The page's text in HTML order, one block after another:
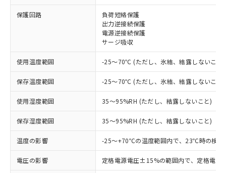
保護回路
負荷短絡保護
出力逆接続保護
電源逆接続保護
サージ吸収
使用温度範囲 -25～70℃ (ただし、氷結、結露しないこと)
保存温度範囲 -25～70℃ (ただし、氷結、結露しないこと)
使用湿度範囲 35～95%RH (ただし、結露しないこと)
保存湿度範囲 35～95%RH (ただし、結露しないこと)
温度の影響 -25～+70℃の温度範囲内で、23℃時の検
電圧の影響 定格電源電圧±15%の範囲内で、定格電
ご利用条件
以下の条件をお読みいただき、同意のうえ
ご利用ください。
本サービスは、当社制御機器事業取扱
商品の当社在庫状況および標準価格
(税抜)を提供させていただくもので
当社制御機器事業取扱商品の中には、
本サービスの対象外となる商品もある
ことをご了承ください。
対応済み：EU RoHS指令（10物質）の
非含有に対応した製品が提供可能な商品で
対応予定：EU RoHS指令（10物質）の非含
有に対応した製品に切り替える予定のある
商品です。
対応予定なし：EU RoHS指令（10物質）の
非含有に非対応の商品で、対応品を出す予
定はありません。
調査・確認中：EU RoHS指令（10物質）の
非含有の対応状況を調査中または確認中の
商品です。
非該当品：ライセンス料など無形物で、有
害物質有無と関係のない商品です。
いたものが、含有品と判明した場合などや
※1 中国RoHS○×表
「○」：最大均質材料含有率が中国RoHSの
基準値以下であることを示します。
「×」：最大均質材料含有率が中国RoHSの
基準値を超えていることを示します。